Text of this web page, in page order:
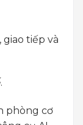
tiếp và
.
phòng cơ